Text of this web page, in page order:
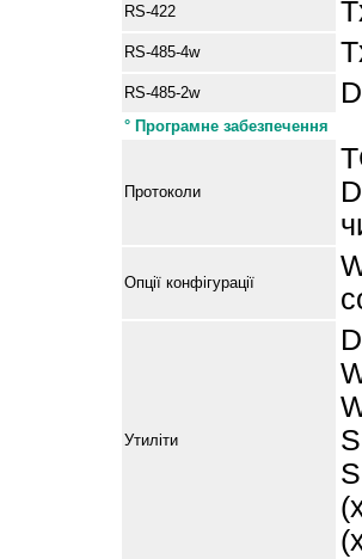
RS-422
RS-485-4w
RS-485-2w
° Програмне забезпечення
Протоколи
Опції конфігурації
Утиліти